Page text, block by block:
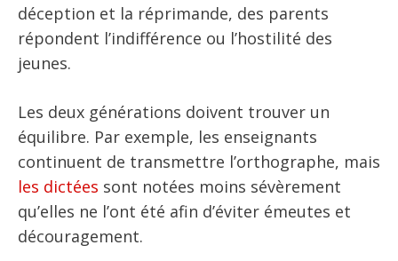
déception et la réprimande, des parents
répondent l’indifférence ou l’hostilité des
jeunes.
Les deux générations doivent trouver un
équilibre. Par exemple, les enseignants
continuent de transmettre l’orthographe, mais
les dictées sont notées moins sévèrement
qu’elles ne l’ont été afin d’éviter émeutes et
découragement.